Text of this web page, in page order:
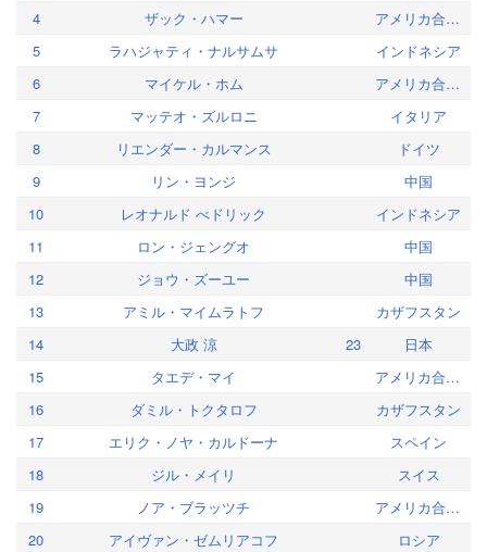
4
ザック・ハマー
アメリカ合衆国
5
ラハジャティ・ナルサムサ
インドネシア
6
マイケル・ホム
アメリカ合衆国
7
マッテオ・ズルロニ
イタリア
8
リエンダー・カルマンス
ドイツ
9
リン・ヨンジ
中国
10
レオナルド べドリック
インドネシア
11
ロン・ジェングオ
中国
12
ジョウ・ズーユー
中国
13
アミル・マイムラトフ
カザフスタン
14
大政 涼 23
日本
15
タエデ・マイ
アメリカ合衆国
16
ダミル・トクタロフ
カザフスタン
17
エリク・ノヤ・カルドーナ
スペイン
18
ジル・メイリ
スイス
19
ノア・ブラッツチ
アメリカ合衆国
20
アイヴァン・ゼムリアコフ
ロシア